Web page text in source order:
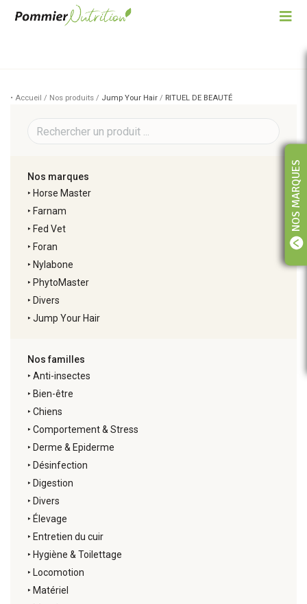
NOS MARQUES
• Accueil / Nos produits / Jump Your Hair / RITUEL DE BEAUTÉ
Nos marques
‣ Horse Master
‣ Farnam
‣ Fed Vet
‣ Foran
‣ Nylabone
‣ PhytoMaster
‣ Divers
‣Jump Your Hair
Nos familles
‣Anti-insectes
‣ Bien-être
‣Chiens
‣Comportement & Stress
‣ Derme & Epiderme
‣ Désinfection
‣ Digestion
‣ Divers
‣ Élevage
‣ Entretien du cuir
‣ Hygiène & Toilettage
‣ Locomotion
‣ Matériel